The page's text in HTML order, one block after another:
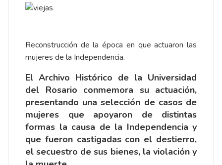
Reconstrucción de la época en que actuaron las
mujeres de la Independencia.
El Archivo Histórico de la Universidad
del Rosario conmemora su actuación,
presentando una selección de casos de
mujeres que apoyaron de distintas
formas la causa de la Independencia y
que fueron castigadas con el destierro,
el secuestro de sus bienes, la violación y